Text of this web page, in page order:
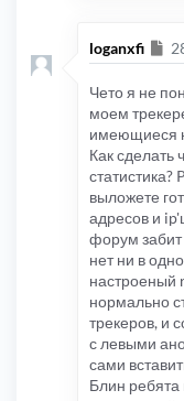
loganxfi
Чето я не
моем
имеющиеся
Как сделать
выложете
адресов и
форум
нет ни в
настроеный
нормально
трекеров, и
с левыми
сами
Блин ребята